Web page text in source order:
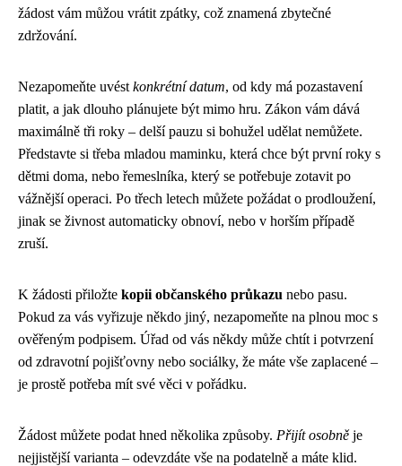
žádost vám můžou vrátit zpátky, což znamená zbytečné
zdržování.
Nezapomeňte uvést konkrétní datum, od kdy má pozastavení
platit, a jak dlouho plánujete být mimo hru. Zákon vám dává
maximálně tři roky – delší pauzu si bohužel udělat nemůžete.
Představte si třeba mladou maminku, která chce být první roky s
dětmi doma, nebo řemeslníka, který se potřebuje zotavit po
vážnější operaci. Po třech letech můžete požádat o prodloužení,
jinak se živnost automaticky obnoví, nebo v horším případě
zruší.
K žádosti přiložte kopii občanského průkazu nebo pasu.
Pokud za vás vyřizuje někdo jiný, nezapomeňte na plnou moc s
ověřeným podpisem. Úřad od vás někdy může chtít i potvrzení
od zdravotní pojišťovny nebo sociálky, že máte vše zaplacené –
je prostě potřeba mít své věci v pořádku.
Žádost můžete podat hned několika způsoby. Přijít osobně je
nejjistější varianta – odevzdáte vše na podatelně a máte klid.